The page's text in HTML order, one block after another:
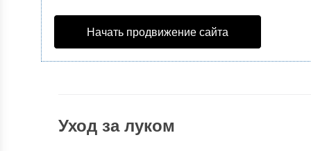
Начать продвижение сайта
Уход за луком